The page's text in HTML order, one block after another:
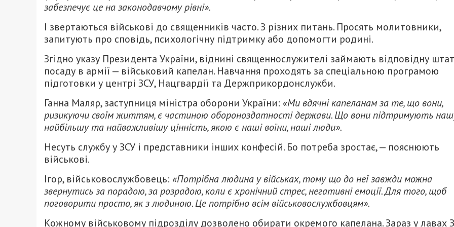
забезпечує це на законодавчому рівні».
І звертаються військові до священників часто. З різних питань. Просять молитовники,
запитують про сповідь, психологічну підтримку або допомогти родині.
Згідно указу Президента України, віднині священнослужителі займають відповідну
посаду в армії — військовий капелан. Навчання проходять за спеціальною програмою
підготовки у центрі ЗСУ, Нацгвардії та Держприкордонслужби.
Ганна Маляр, заступниця міністра оборони України: «Ми вдячні капеланам за те, що вони,
ризикуючи своїм життям, є частиною обороноздатності держави. Що вони підтримують
найбільшу та найважливішу цінність, якою є наші воїни, наші люди».
Несуть службу у ЗСУ і представники інших конфесій. Бо потреба зростає, — пояснюють
військові.
Ігор, військовослужбовець: «Потрібна людина у військах, тому що до неї завжди можна
звернутись за порадою, за розрадою, коли є хронічний стрес, негативні емоції. Для того, щоб
поговорити просто, як з людиною. Це потрібно всім військовослужбовцям».
Кожному військовому підрозділу дозволено обирати окремого капелана. Зараз у лавах